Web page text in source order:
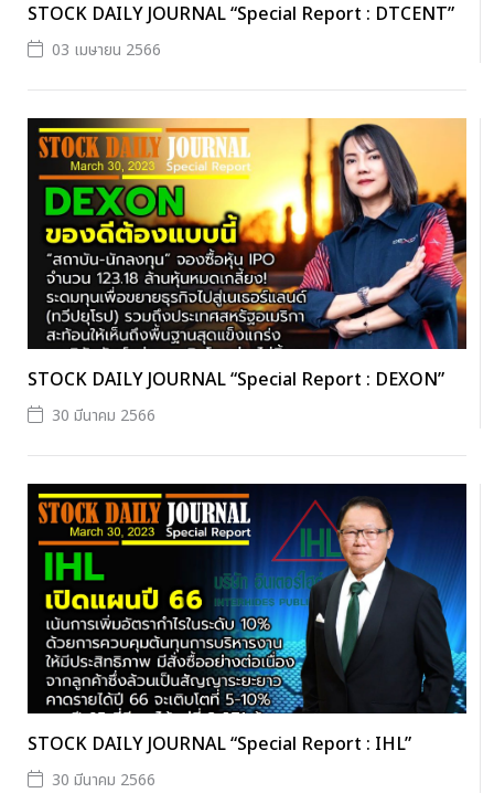
STOCK DAILY JOURNAL “Special Report : DTCENT”
03 เมษายน 2566
STOCK DAILY JOURNAL “Special Report : DEXON”
30 มีนาคม 2566
STOCK DAILY JOURNAL “Special Report : IHL”
30 มีนาคม 2566